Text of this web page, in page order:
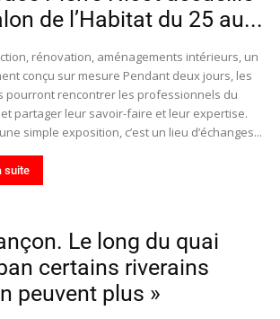
–
de l’Habitat du 25 au...
rénovation, aménagements intérieurs, un
conçu sur mesure Pendant deux jours, les
pourront rencontrer les professionnels du
partager leur savoir-faire et leur expertise.
simple exposition, c’est un lieu d’échanges...
suite
Le long du quai
certains riverains
peuvent plus »